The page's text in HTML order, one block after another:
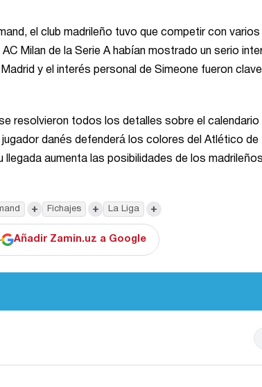
el club madrileño tuvo que competir con varios
Milan de la Serie A habían mostrado un serio
y el interés personal de Simeone fueron
resolvieron todos los detalles sobre el calendario
danés defenderá los colores del Atlético de
llegada aumenta las posibilidades de los
+ Fichajes + La Liga +
Añadir Zamin.uz a Google